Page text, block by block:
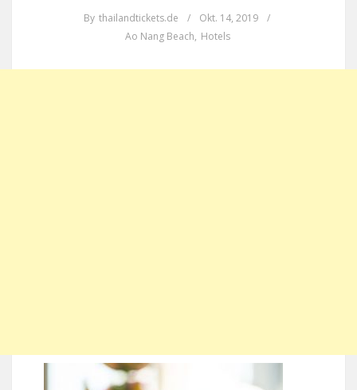
By thailandtickets.de / Okt. 14, 2019
/
Ao Nang Beach, Hotels